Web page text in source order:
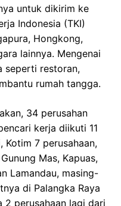
untuk dikirim ke
Indonesia (TKI)
Hongkong,
lainnya. Mengenai
seperti restoran,
rumah tangga.
34 perusahan
kerja diikuti 11
7 perusahaan,
Mas, Kapuas,
Lamandau, masing-
di Palangka Raya
2 perusahaan lagi dari